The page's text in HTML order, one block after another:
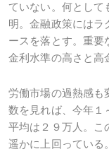
ていない。何として
明。金融政策にはラ
ースを落とす。重要
金利水準の高さと高
労働市場の過熱感も
数を見れば、今年１
平均は２９万人。こ
遥かに上回っている。